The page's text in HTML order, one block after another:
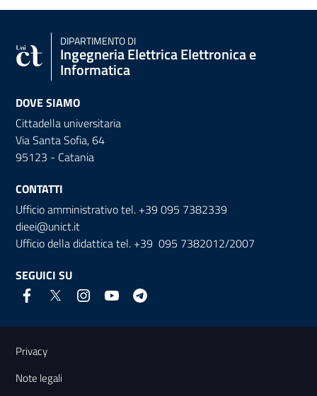
DIPARTIMENTO DI
Ingegneria Elettrica Elettronica e
Informatica
DOVE SIAMO
Cittadella universitaria
Via Santa Sofia, 64
95123 - Catania
CONTATTI
Ufficio amministrativo tel. +39 095 7382339
dieei@unict.it
Ufficio della didattica tel. +39 095 7382012/2007
SEGUICI SU
Link e informazioni utili
Privacy
Note legali